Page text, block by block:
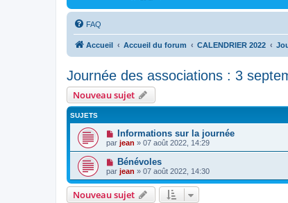
FAQ
Accueil Accueil du forum CALENDRIER 2022
Journée des associations : 3
Nouveau sujet
SUJETS
Informations sur la journée
par jean » 07 août 2022, 14:29
Bénévoles
par jean » 07 août 2022, 14:30
Nouveau sujet